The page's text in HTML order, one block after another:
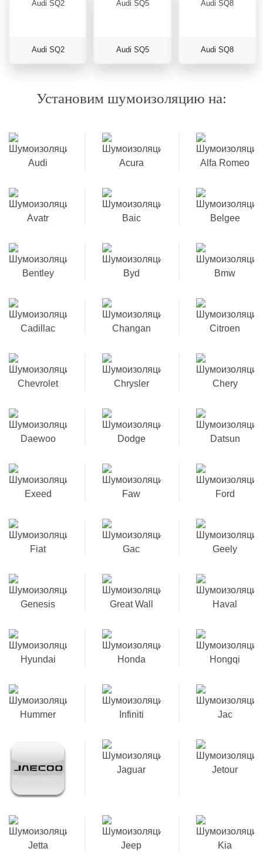
Audi SQ2 Audi SQ5 Audi SQ8
Установим шумоизоляцию на: